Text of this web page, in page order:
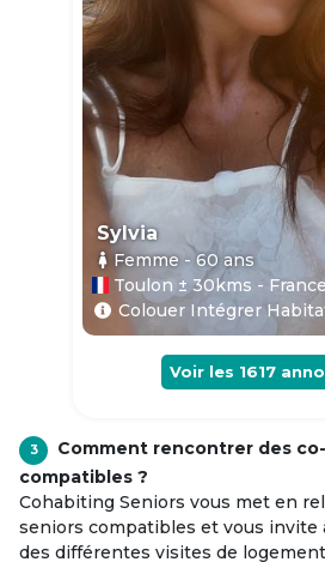
Sylvia
Femme - 60ans
Toulon ± 30kms - France
Colouer Intégrer
Voir les 1617
3
Comment rencontrer des
compatibles ?
Cohabiting Seniors vous met en
seniors compatibles et vous invite
des différentes visites de